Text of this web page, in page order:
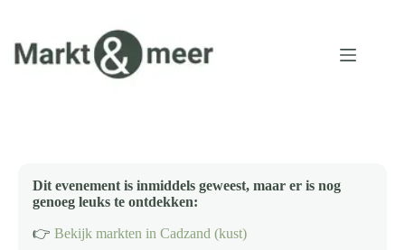
inhoud
Dit evenement is inmiddels geweest, maar er is nog
genoeg leuks te ontdekken:
👉 Bekijk markten in Cadzand (kust)